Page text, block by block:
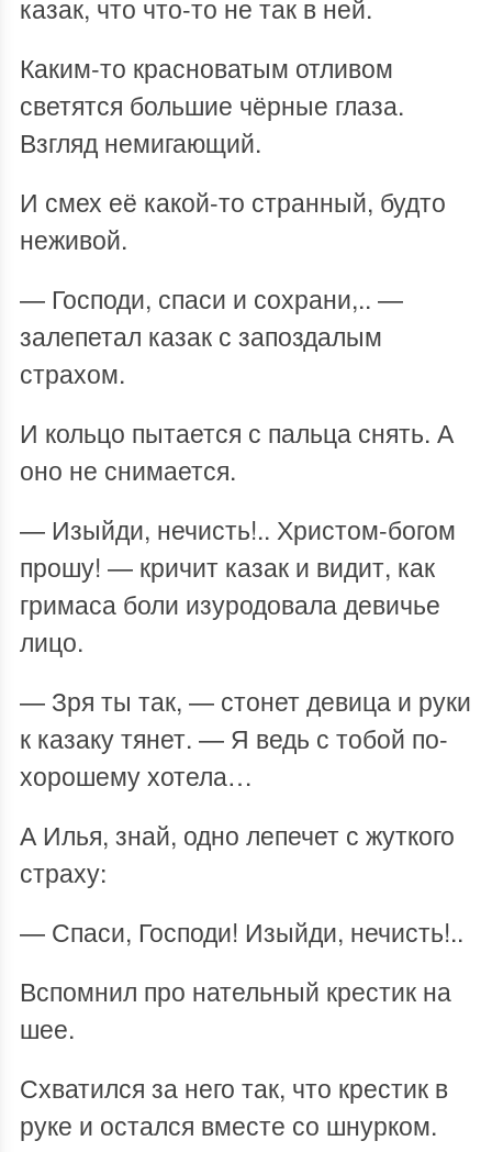
казак, что что-то не так в ней.
Каким-то красноватым отливом
светятся большие чёрные глаза.
Взгляд немигающий.
И смех её какой-то странный, будто
неживой.
— Господи, спаси и сохрани,.. —
залепетал казак с запоздалым
страхом.
И кольцо пытается с пальца снять. А
оно не снимается.
— Изыйди, нечисть!.. Христом-богом
прошу! — кричит казак и видит, как
гримаса боли изуродовала девичье
лицо.
— Зря ты так, — стонет девица и руки
к казаку тянет. — Я ведь с тобой по-
хорошему хотела…
А Илья, знай, одно лепечет с жуткого
страху:
— Спаси, Господи! Изыйди, нечисть!..
Вспомнил про нательный крестик на
шее.
Схватился за него так, что крестик в
руке и остался вместе со шнурком.